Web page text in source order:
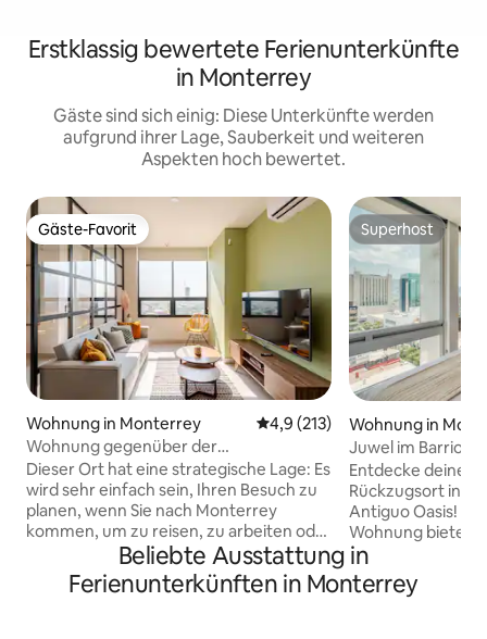
Erstklassig bewertete Ferienunterkünfte
in Monterrey
Gäste sind sich einig: Diese Unterkünfte werden
aufgrund ihrer Lage, Sauberkeit und weiteren
Aspekten hoch bewertet.
Gäste-Favorit
Gäste-Favorit
Wohnung in Monterrey Durchschnittliche Bewertung:
4,9 (213)
Wohnung gegenüber der
Schmelzanlage und Arena Monterrey
Dieser Ort hat eine strategische Lage: Es
wird sehr einfach sein, Ihren Besuch zu
planen, wenn Sie nach Monterrey
kommen, um zu reisen, zu arbeiten oder
ein Festival zu genießen! Die Wohnung
befindet sich vor der Arena Monterrey,
Cintermex, dem Parque Fundidora und
Superhost
Superhost
Wohnung in
ro
Juwel im Barrio
Fitnessraum und
Entdecke deinen
Rückzugsort in
Antiguo Oasis!
Wohnung bietet
voll
sich in idealer
Genieße einen
Beliebte Ausstattung in
Ferienunterkünften in Monterrey